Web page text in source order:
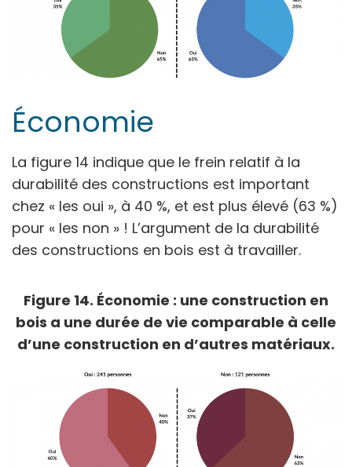
Économie
La figure 14 indique que le frein relatif à la
durabilité des constructions est important
chez « les oui », à 40 %, et est plus élevé (63 %)
pour « les non » ! L’argument de la durabilité
des constructions en bois est à travailler.
Figure 14. Économie : une construction en
bois a une durée de vie comparable à celle
d’une construction en d’autres matériaux.